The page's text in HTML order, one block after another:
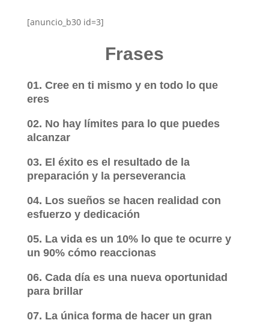
[anuncio_b30 id=3]
Frases
01. Cree en ti mismo y en todo lo que
eres
02. No hay límites para lo que puedes
alcanzar
03. El éxito es el resultado de la
preparación y la perseverancia
04. Los sueños se hacen realidad con
esfuerzo y dedicación
05. La vida es un 10% lo que te ocurre y
un 90% cómo reaccionas
06. Cada día es una nueva oportunidad
para brillar
07. La única forma de hacer un gran